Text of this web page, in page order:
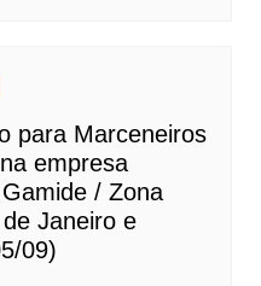
para Marceneiros
empresa
/ Zona
Janeiro e
09)